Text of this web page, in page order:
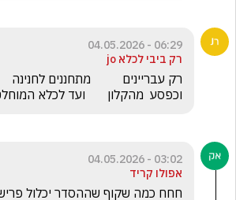
06:29 - 04.05.2026
רק ביבי לכלא jo
וכפסע  מהקלון       ועד לכלא
03:02 - 04.05.2026
אפולו קריד